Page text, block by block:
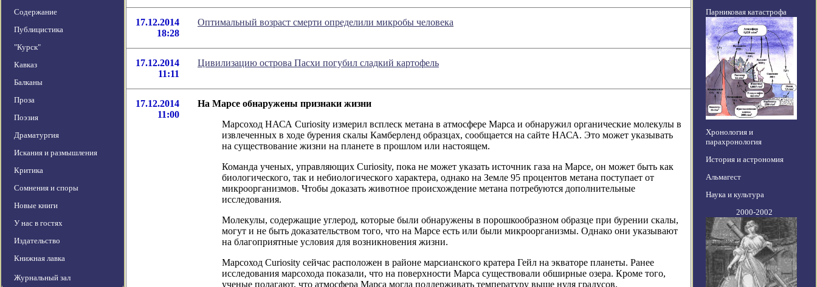
Содержание
Публицистика
"Курск"
Кавказ
Балканы
Проза
Поэзия
Драматургия
Искания и размышления
Критика
Сомнения и споры
Новые книги
У нас в гостях
Издательство
Книжная лавка
Журнальный зал
17.12.2014
18:28
Оптимальный возраст смерти определили микробы человека
17.12.2014
11:11
Цивилизацию острова Пасхи погубил сладкий картофель
17.12.2014
11:00
На Марсе обнаружены признаки жизни
Марсоход НАСА Curiosity измерил всплеск метана в атмосфере Марса и обнаружил органические молекулы в
извлеченных в ходе бурения скалы Камберленд образцах, сообщается на сайте НАСА. Это может указывать
на существование жизни на планете в прошлом или настоящем.
Команда ученых, управляющих Curiosity, пока не может указать источник газа на Марсе, он может быть как
биологического, так и небиологического характера, однако на Земле 95 процентов метана поступает от
микроорганизмов. Чтобы доказать животное происхождение метана потребуются дополнительные
исследования.
Молекулы, содержащие углерод, которые были обнаружены в порошкообразном образце при бурении скалы,
могут и не быть доказательством того, что на Марсе есть или были микроорганизмы. Однако они указывают
на благоприятные условия для возникновения жизни.
Марсоход Curiosity сейчас расположен в районе марсианского кратера Гейл на экваторе планеты. Ранее
исследования марсохода показали, что на поверхности Марса существовали обширные озера. Кроме того,
ученые полагают, что атмосфера Марса могла поддерживать температуру выше нуля градусов.
Парниковая катастрофа
Хронология и
парахронология
История и астрономия
Альмагест
Наука и культура
2000-2002